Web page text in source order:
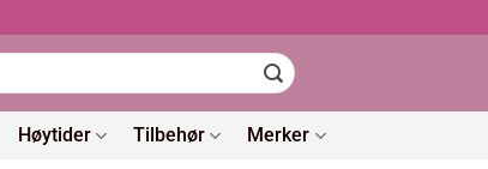
Høytider Tilbehør Merker